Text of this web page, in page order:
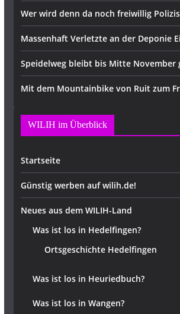
Wer wird denn da noch freiwillig
Massenhaft Verletzte an der Deponie
Speidelweg bleibt bis Mitte November
Mit dem Mountainbike von Ruit zum
WILIH im Überblick
Startseite
Günstig werben auf wilih.de!
Neues aus dem WILIH-Land
Was ist los in Hedelfingen?
Ortsgeschichte Hedelfingen
Was ist los in Heuriedbuch?
Was ist los in Wangen?